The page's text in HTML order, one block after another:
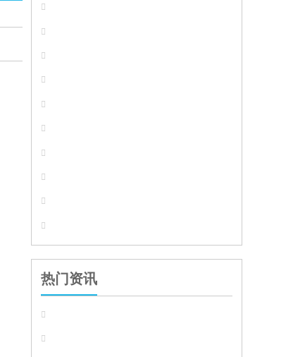










热门资讯

